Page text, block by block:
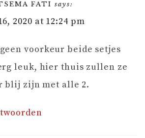
FATI says:
2020 at 12:24 pm
voorkeur beide setjes
leuk, hier thuis zullen ze
blij zijn met alle 2.